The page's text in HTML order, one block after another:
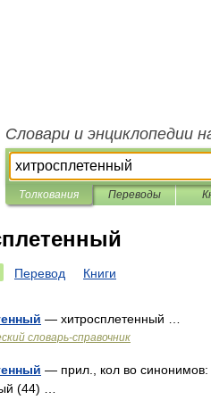
Словари и энциклопедии
Толкования Переводы
Перевод Книги
— хитросплетенный …
словарь-справочник
— прил., кол во синонимов:
(44) …